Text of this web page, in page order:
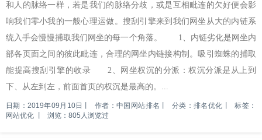
和人的脉络一样，若是我们的脉络分歧，或是互相毗连的欠好便会影
响我们零小我的一般心理运做。搜刮引擎来到我们网坐从大的内链系
统入手会慢慢捕取我们网坐的每一个角落。 1、内链劣化是网坐内
部各页面之间的彼此毗连，合理的网坐内链接构制。吸引蜘蛛的捕取
能提高搜刮引擎的收录 2、网坐权沉的分派：权沉分派是从上到
下、从左到左，前面首页的权沉是最高的。...
日期：2019年09月10日 作者：中国网站排名 分类：排名优化
标签：
网站优化
浏览：805人浏览过